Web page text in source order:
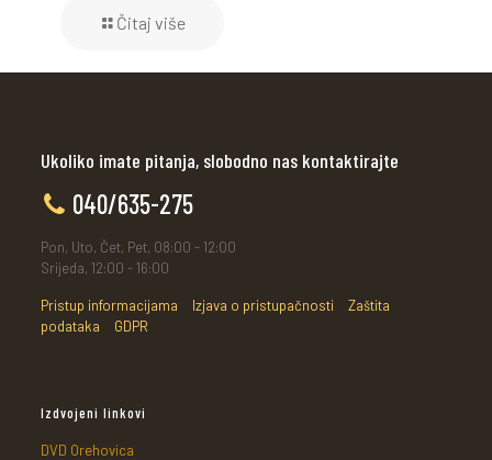
Čitaj više
Ukoliko imate pitanja, slobodno nas kontaktirajte
040/635-275
Pon, Uto, Čet, Pet, 08:00 - 12:00
Srijeda, 12:00 - 16:00
Pristup informacijama Izjava o pristupačnosti
Zaštita
podataka
GDPR
Izdvojeni linkovi
DVD Orehovica